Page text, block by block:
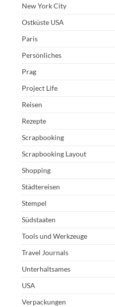
New York City
Ostküste USA
Paris
Persönliches
Prag
Project Life
Reisen
Rezepte
Scrapbooking
Scrapbooking Layout
Shopping
Städtereisen
Stempel
Südstaaten
Tools und Werkzeuge
Travel Journals
Unterhaltsames
USA
Verpackungen